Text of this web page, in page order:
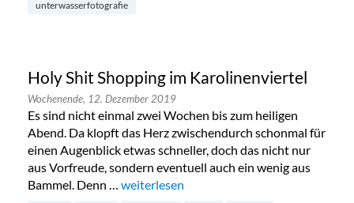
unterwasserfotografie
Holy Shit Shopping im Karolinenviertel
Wochenende, 12. Dezember 2019
Es sind nicht einmal zwei Wochen bis zum heiligen
Abend. Da klopft das Herz zwischendurch schonmal für
einen Augenblick etwas schneller, doch das nicht nur
aus Vorfreude, sondern eventuell auch ein wenig aus
Bammel. Denn … „Holy Shit Shopping im Karolinenviertel“
weiterlesen